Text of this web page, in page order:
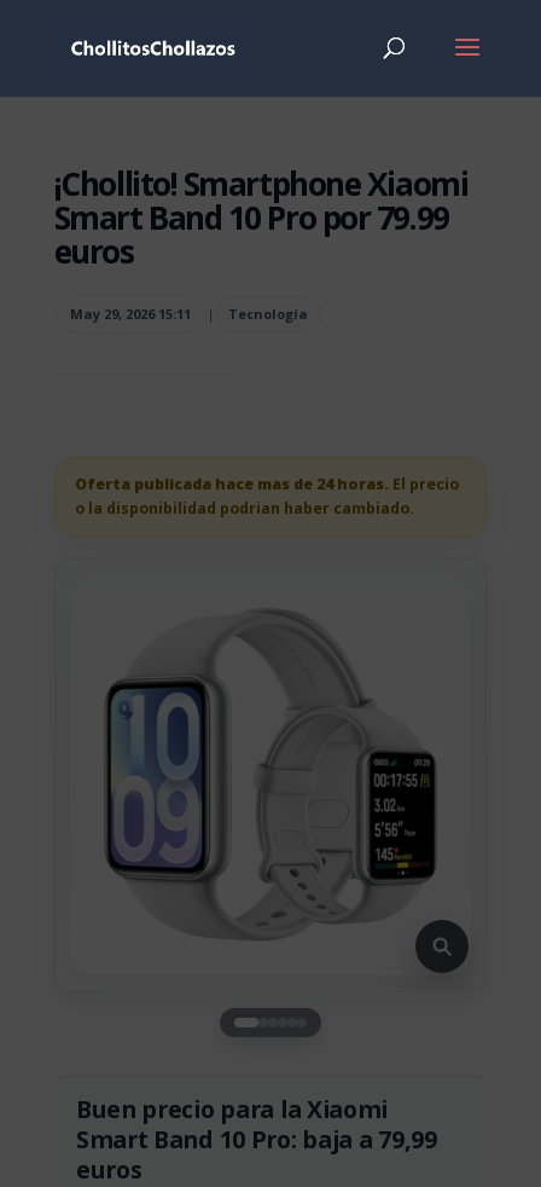
¡Chollito! Smartphone Xiaomi
Smart Band 10 Pro por 79.99
euros
May 29, 2026 15:11 | Tecnología
Oferta publicada hace mas de 24 horas. El precio
o la disponibilidad podrian haber cambiado.
Buen precio para la Xiaomi
Smart Band 10 Pro: baja a 79,99
euros